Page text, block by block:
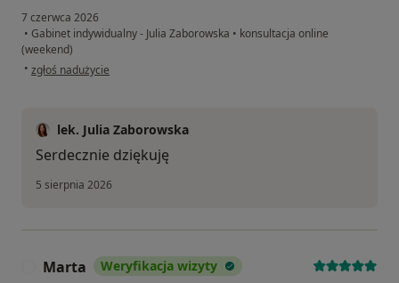
7 czerwca 2026
• Gabinet indywidualny - Julia Zaborowska • konsultacja online
(weekend)
• w opinii użytkownika Pacjent
zgłoś nadużycie
lek. Julia Zaborowska
Serdecznie dziękuję
5 sierpnia 2026
Marta Weryfikacja wizyty